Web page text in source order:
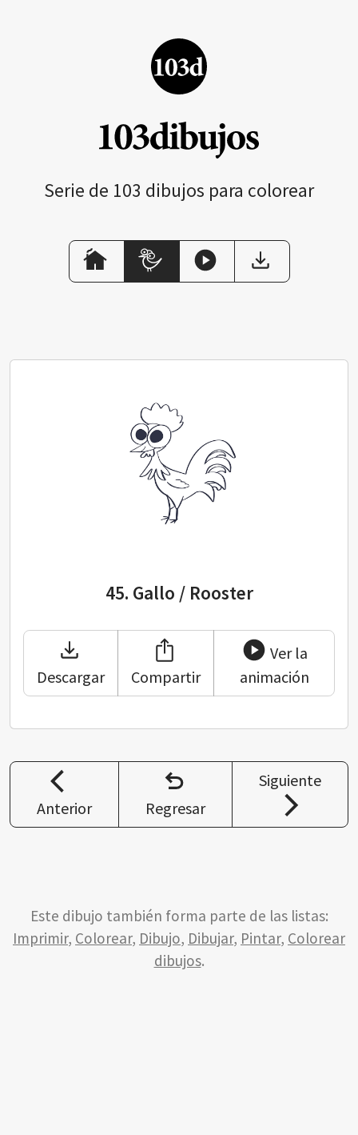
Serie de 103 dibujos para colorear
45. Gallo / Rooster
45. Gallo / Rooster
Descargar Compartir
Ver la
animación
Anterior Regresar
Siguiente
Este dibujo también forma parte de las listas:
Imprimir, Colorear, Dibujo, Dibujar, Pintar, Colorear
dibujos.